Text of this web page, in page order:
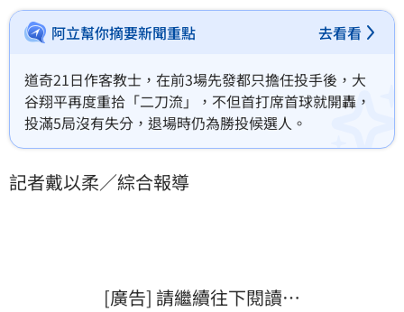
阿立幫你摘要新聞重點 去看看
道奇21日作客教士，在前3場先發都只擔任投手後，大
谷翔平再度重拾「二刀流」，不但首打席首球就開轟，
投滿5局沒有失分，退場時仍為勝投候選人。
記者戴以柔／綜合報導
[廣告] 請繼續往下閱讀…